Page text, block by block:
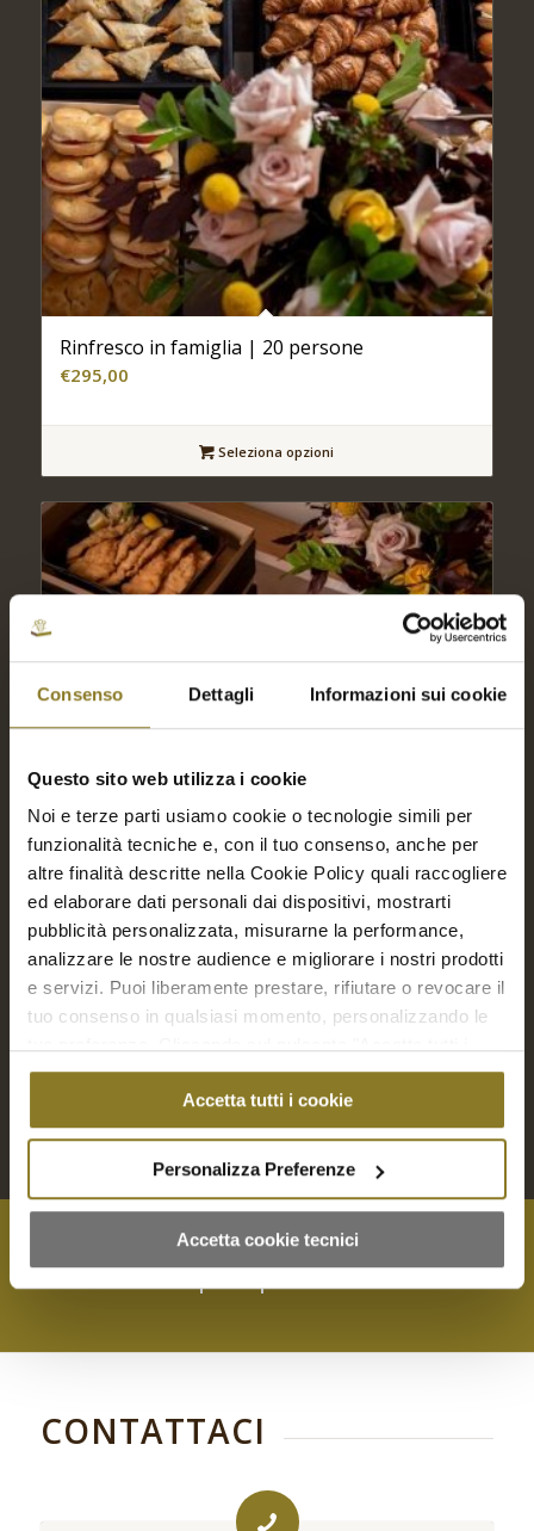
Consenso Dettagli Informazioni sui cookie
Questo sito web utilizza i cookie
Noi e terze parti usiamo cookie o tecnologie simili per
funzionalità tecniche e, con il tuo consenso, anche per
altre finalità descritte nella Cookie Policy quali raccogliere
ed elaborare dati personali dai dispositivi, mostrarti
pubblicità personalizzata, misurarne la performance,
analizzare le nostre audience e migliorare i nostri prodotti
e servizi. Puoi liberamente prestare, rifiutare o revocare il
tuo consenso in qualsiasi momento, personalizzando le
cookie" acconsenti all'uso di tali tecnologie per tutte le
finalità indicate. Cliccando sul pulsante "Accetta cookie
tecnici" acconsenti all'uso dei soli cookie tecnici.
Accetta tutti i cookie
Personalizza Preferenze
Accetta cookie tecnici
Rinfresco in famiglia | 20 persone
€295,00
Seleziona opzioni
Menù bimbi | 10 persone
€141,00
Seleziona opzioni
Contattaci per qualsiasi richiesta
CONTATTACI